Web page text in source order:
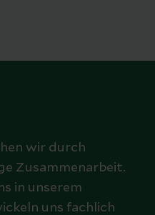
wir durch
Zusammenarbeit.
in unserem
uns fachlich